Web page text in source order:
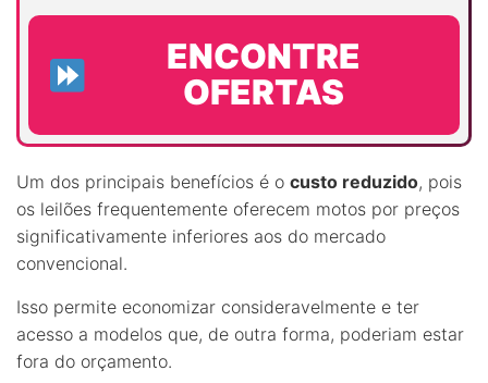
ENCONTRE
OFERTAS
Um dos principais benefícios é o custo reduzido, pois
os leilões frequentemente oferecem motos por preços
significativamente inferiores aos do mercado
convencional.
Isso permite economizar consideravelmente e ter
acesso a modelos que, de outra forma, poderiam estar
fora do orçamento.